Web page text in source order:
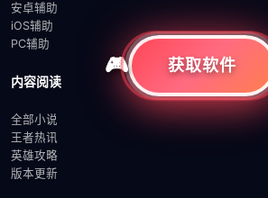
安卓辅助
iOS辅助
PC辅助
内容阅读
全部小说
王者热讯
英雄攻略
版本更新
获取软件